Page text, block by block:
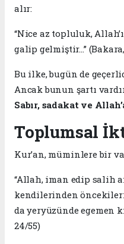
alır:
“Nice az topluluk,
galip gelmiştir…”
Bu ilke, bugün de
Ancak bunun şartı
Sabır, sadakat ve
Toplumsal
Kur’an, müminlere bir
“Allah, iman edip salih
kendilerinden öncekileri
da yeryüzünde egemen
24/55)